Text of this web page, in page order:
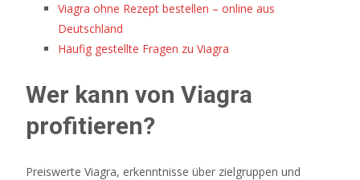
Freispiele
Ohne
Einzahlung
2026
Jetzt
Sichern
Wenn
Viagra ohne Rezept bestellen – online aus
Deutschland
Häufig gestellte Fragen zu Viagra
Wer kann von Viagra
profitieren?
Preiswerte Viagra, erkenntnisse über zielgruppen und